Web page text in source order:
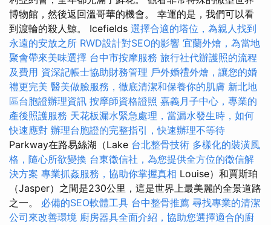
博物館，然後返回溫哥華的機會。 幸運的是，我們可以看
到渡輪的殺人鯨。 Icefields 選擇合適的塔位，為親人找到
永遠的安放之所 RWD設計對SEO的影響 宜蘭外燴，為當地
聚會帶來美味選擇 台中市按摩服務 旅行社代辦護照的流程
及費用 資深記帳士協助財務管理 戶外婚禮外燴，讓您的婚
禮更完美 醫美做臉服務，徹底清潔和保養你的肌膚 新北地
區台胞證辦理資訊 按摩師資格證照 嘉義月子中心，專業的
產後照護服務 天花板漏水緊急處理，當漏水發生時，如何
快速應對 辦理台胞證的完整指引，快速辦理不等待
Parkway在路易絲湖（Lake 台北整骨技術 多樣化的裝潢風
格，隨心所欲變換 台東徵信社，為您提供全方位的徵信解
決方案 專業抓姦服務，協助你掌握真相 Louise）和賈斯珀
（Jasper）之間是230公里，這是世界上最美麗的全景道路
之一。 必備的SEO軟體工具 台中整骨推薦 尋找專業的清潔
公司來改善環境 廚房器具全面介紹，協助您選擇適合的廚